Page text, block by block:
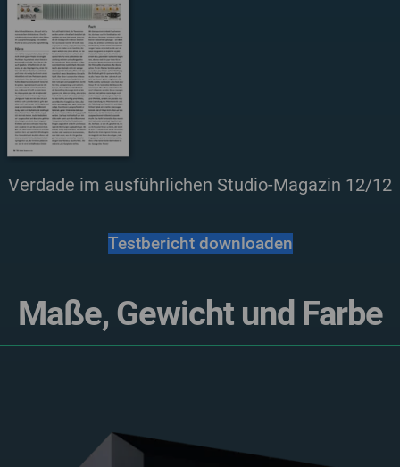
Verdade im ausführlichen Studio-Magazin 12/12
Testbericht downloaden
Maße, Gewicht und Farbe